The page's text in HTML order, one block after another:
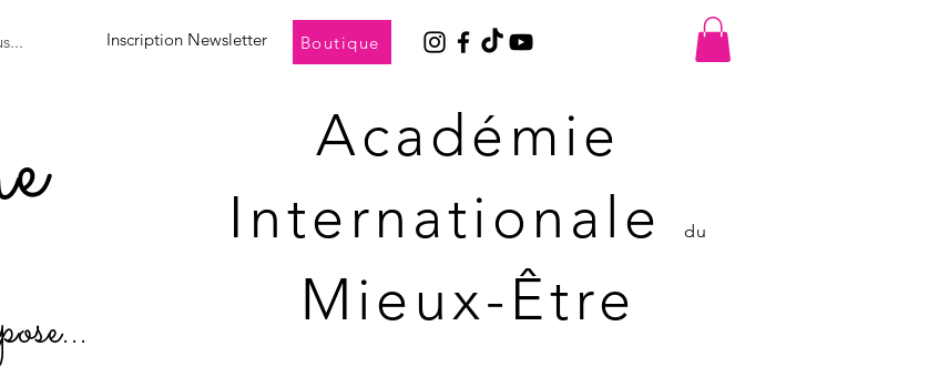
Inscription Newsletter Boutique
Académie
Internationale
du
Mieux-Être